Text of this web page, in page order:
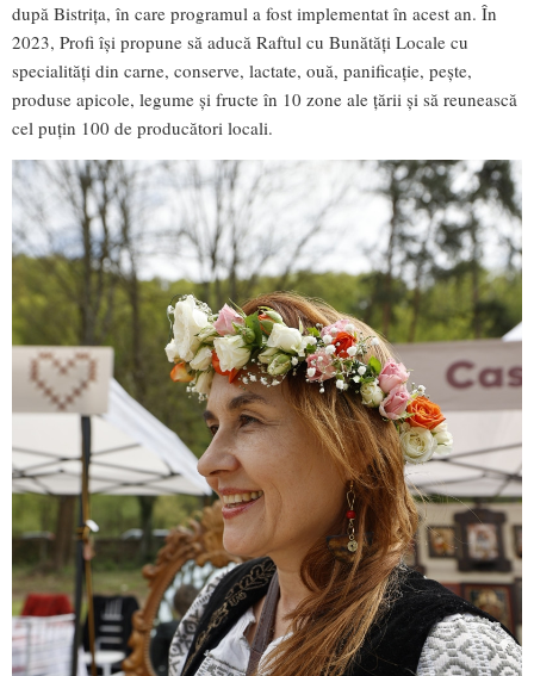
după Bistrița, în care programul a fost implementat în acest an. În
2023, Profi își propune să aducă Raftul cu Bunătăți Locale cu
specialități din carne, conserve, lactate, ouă, panificație, pește,
produse apicole, legume și fructe în 10 zone ale țării și să reunească
cel puțin 100 de producători locali.